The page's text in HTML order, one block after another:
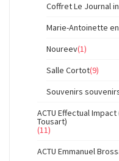
Coffret Le Journal
Marie-Antoinette
Noureev(1)
Salle Cortot(9)
Souvenirs
ACTU Effectual
Tousart)
(11)
ACTU Emmanuel